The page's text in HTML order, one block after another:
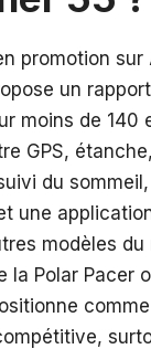
promotion sur
un
moins de 140
GPS,
du
une
modèles du
la Polar Pacer